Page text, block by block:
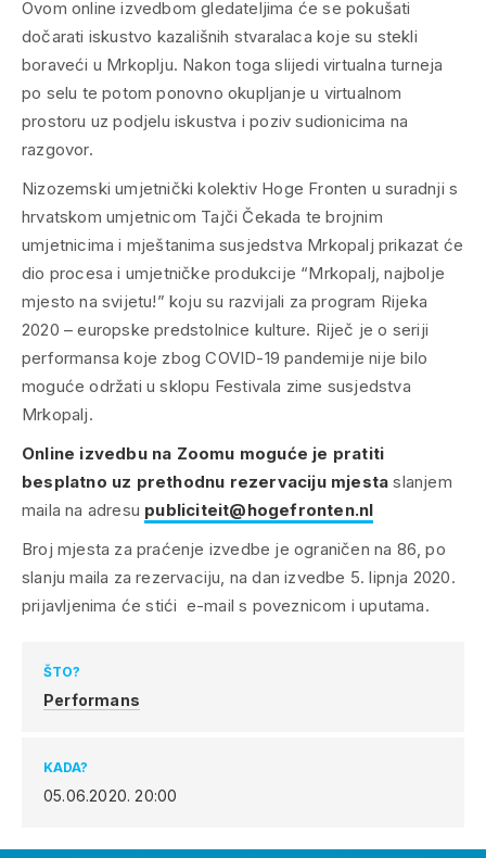
Ovom online izvedbom gledateljima će se pokušati
dočarati iskustvo kazališnih stvaralaca koje su stekli
boraveći u Mrkoplju. Nakon toga slijedi virtualna turneja
po selu te potom ponovno okupljanje u virtualnom
prostoru uz podjelu iskustva i poziv sudionicima na
razgovor.
Nizozemski umjetnički kolektiv Hoge Fronten u suradnji s
hrvatskom umjetnicom Tajči Čekada te brojnim
umjetnicima i mještanima susjedstva Mrkopalj prikazat će
dio procesa i umjetničke produkcije “Mrkopalj, najbolje
mjesto na svijetu!” koju su razvijali za program Rijeka
2020 – europske predstolnice kulture. Riječ je o seriji
performansa koje zbog COVID-19 pandemije nije bilo
moguće održati u sklopu Festivala zime susjedstva
Mrkopalj.
Online izvedbu na Zoomu moguće je pratiti
besplatno uz prethodnu rezervaciju mjesta slanjem
maila na adresu publiciteit@hogefronten.nl
Broj mjesta za praćenje izvedbe je ograničen na 86, po
slanju maila za rezervaciju, na dan izvedbe 5. lipnja 2020.
prijavljenima će stići e-mail s poveznicom i uputama.
ŠTO?
Performans
KADA?
05.06.2020.20:00